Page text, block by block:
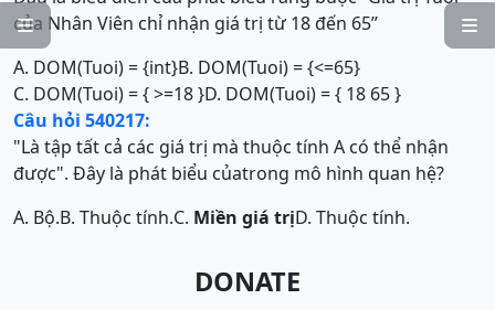


của Nhân Viên chỉ nhận giá trị từ 18 đến 65”
A. DOM(Tuoi) = {int}B. DOM(Tuoi) = {<=65}
C. DOM(Tuoi) = { >=18 }D. DOM(Tuoi) = { 18 65 }
Câu hỏi 540217:
"Là tập tất cả các giá trị mà thuộc tính A có thể nhận
được". Đây là phát biểu củatrong mô hình quan hệ?
A. Bộ.B. Thuộc tính.C. Miền giá trịD. Thuộc tính.
DONATE